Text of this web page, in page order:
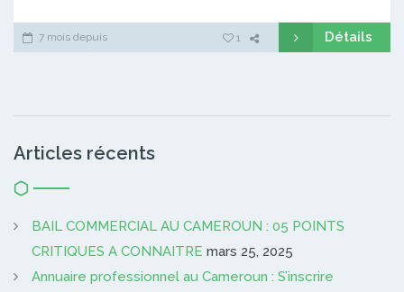
7 mois depuis 1 Détails
Articles récents
BAIL COMMERCIAL AU CAMEROUN : 05 POINTS
CRITIQUES A CONNAITRE mars 25, 2025
Annuaire professionnel au Cameroun : S’inscrire